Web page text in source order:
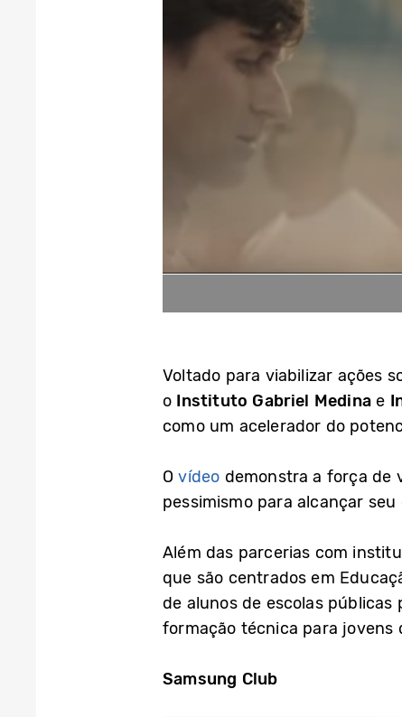
Voltado para viabilizar ações
o Instituto Gabriel Medinae
como um acelerador do
Ovídeo demonstra a força de
pessimismo para alcançar seu
Além das parcerias com
que são centrados em
de alunos de escolas
formação técnica para jovens
Samsung Club